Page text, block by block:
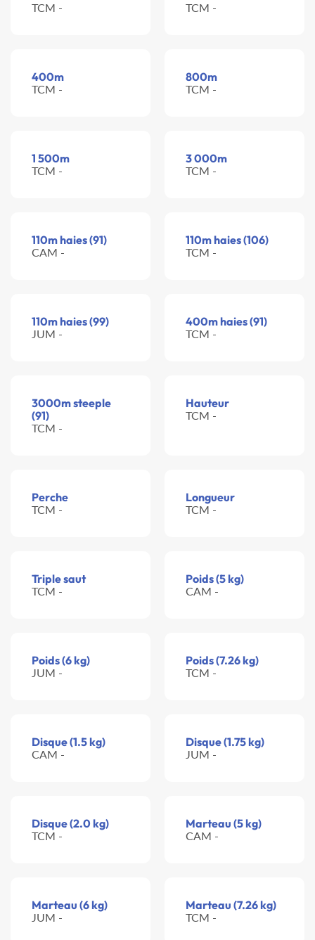
TCM - TCM -
400m
TCM -
800m
TCM -
1 500m
TCM -
3 000m
TCM -
110m haies (91)
CAM -
110m haies (106)
TCM -
110m haies (99)
JUM -
400m haies (91)
TCM -
3000m steeple
(91)
TCM -
Hauteur
TCM -
Perche
TCM -
Longueur
TCM -
Triple saut
TCM -
Poids (5 kg)
CAM -
Poids (6 kg)
JUM -
Poids (7.26 kg)
TCM -
Disque (1.5 kg)
CAM -
Disque (1.75 kg)
JUM -
Disque (2.0 kg)
TCM -
Marteau (5 kg)
CAM -
Marteau (6 kg)
JUM -
Marteau (7.26 kg)
TCM -